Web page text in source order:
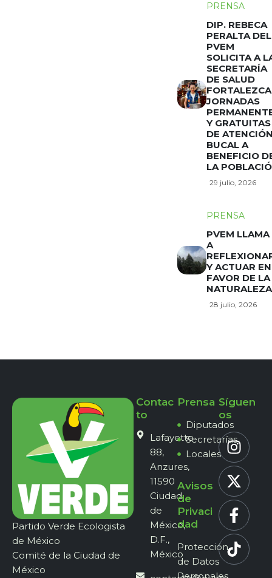
PRENSA
DIP. REBECA
PERALTA DEL
PVEM
SOLICITA A
SECRETARÍA
DE SALUD
FORTALEZCA
JORNADAS
Y GRATUITAS
DE
BUCAL A
BENEFICIO
LA
29 julio, 2026
PRENSA
PVEM LLAMA
A
Y ACTUAR EN
FAVOR DE LA
NATURALEZA
28 julio, 2026
Partido Verde Ecologista
de México
Comité de la Ciudad de
México
Contac
to
Lafayette
88,
Anzures,
11590
Ciudad
de
México,
D.F.,
México
Prensa
Diputados
Secretarías
Locales
Avisos
de
Privaci
dad
Protección
de Datos
Síguen
os